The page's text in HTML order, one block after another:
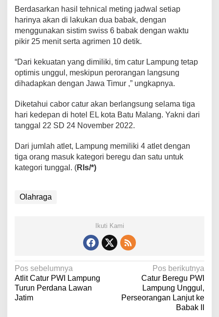
Berdasarkan hasil tehnical meting jadwal setiap
harinya akan di lakukan dua babak, dengan
menggunakan sistim swiss 6 babak dengan waktu
pikir 25 menit serta agrimen 10 detik.
“Dari kekuatan yang dimiliki, tim catur Lampung tetap
optimis unggul, meskipun perorangan langsung
dihadapkan dengan Jawa Timur ,” ungkapnya.
Diketahui cabor catur akan berlangsung selama tiga
hari kedepan di hotel EL kota Batu Malang. Yakni dari
tanggal 22 SD 24 November 2022.
Dari jumlah atlet, Lampung memiliki 4 atlet dengan
tiga orang masuk kategori beregu dan satu untuk
kategori tunggal. (Rls/*)
Olahraga
Ikuti Kami
N
a
v
Pos sebelumnya
Atlit Catur PWI Lampung
Turun Perdana Lawan
Jatim
Pos berikutnya
Catur Beregu PWI
Lampung Unggul,
Perseorangan Lanjut ke
Babak II